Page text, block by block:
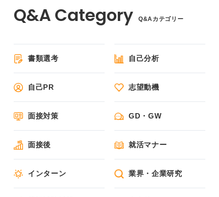
Q&Aカテゴリー
書類選考 自己分析
自己PR 志望動機
面接対策 GD・GW
面接後 就活マナー
インターン 業界・企業研究